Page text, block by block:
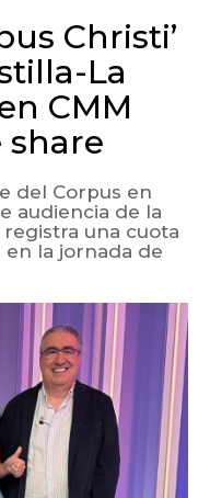
Christi’
La
CMM
share
del Corpus en
audiencia de la
una cuota
en la jornada de